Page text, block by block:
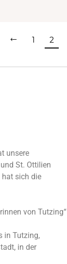
1 2
unsere
St. Ottilien
hat sich die
von Tutzing“
in Tutzing,
in der